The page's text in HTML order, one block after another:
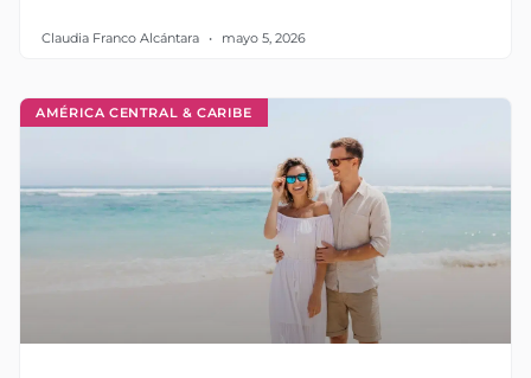
Claudia Franco Alcántara mayo 5, 2026
AMÉRICA CENTRAL & CARIBE